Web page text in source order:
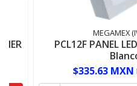
MEGAMEX
PCL12F PANEL
$335.63 MXN